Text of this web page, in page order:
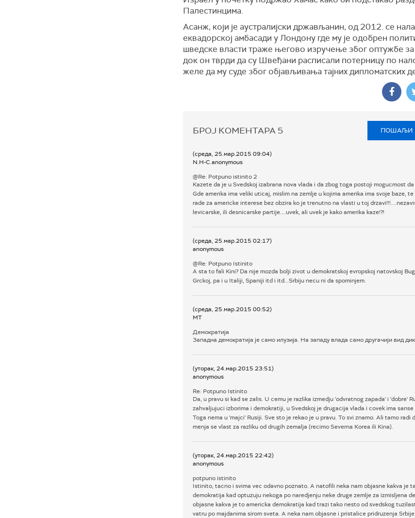
Палестинцима.
Асанж, који је аустралијски држављанин, од 2012. се
еквадорској амбасади у Лондону где му је одобрен
шведске власти траже његово изручење због оптужбе
док он тврди да су Швеђани расписали потерницу по
желе да му суде због објављивања тајних дипломатских
БРОЈ КОМЕНТАРА 5 ПОШАЉИ
(среда, 25.мар.2015 09:04)
N.H-C.anonymous
@Re: Potpuno istinito 2
Kazete da je u Svedskoj izabrana nova vlada i da zbog toga postoji mogucmost
Gde amerika ima veliki uticaj, mislim na zemlje u kojima amerika ima svoje baze, te
rade za americke interese bez obzira ko je trenutno na vlasti u toj
levicarske, ili desnicarske partije....uvek, ali uvek je kako amerika kaze!?!
(среда, 25.мар.2015 02:17)
anonymous
@Re: Potpuno Istinito
A sta to fali Kini? Da nije mozda bolji zivot u demokratskoj evropskoj natovskoj
Grckoj, pa i u Italiji, Spaniji itd i itd...Srbiju necu ni da spominjem.
(среда, 25.мар.2015 00:52)
МТ
Демократија
Западна демократија је само илузија. На западу влада само другачији вид
(уторак, 24.мар.2015 23:51)
anonymous
Re: Potpuno Istinito
Da, u pravu si kad se zalis. U cemu je razlika izmedju 'odvratnog zapada' i 'dobre'
zahvaljujuci izborima i demokratiji, u Svedskoj je drugacija vlada i covek ima sanse
Toga nema u 'majci' Rusiji. Sve sto je rekao je u pravu. To svi znamo. Ali tamo radi
menja se vlast za razliku od drugih zemalja (recimo Severna Korea ili Kina).
(уторак, 24.мар.2015 22:42)
anonymous
potpuno istinito
Istinito, tacno i svima vec odavno poznato. A natofili neka nam objasne kakva je
demokratija kad optuzuju nekoga po naredjenju neke druge zemlje za izmisljena
objasne kakva je to americka demokratija kad trazi tako nesto od svedskog
vatru po majdanima sirom sveta. A neka nam objasne i pristalice pridruzenja